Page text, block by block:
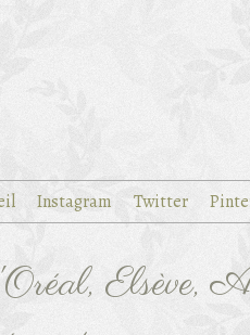
Instagram Twitter
Elsève,